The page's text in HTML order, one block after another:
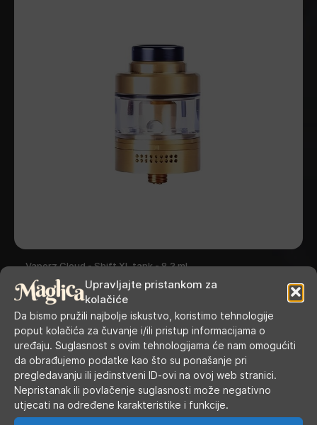
Upravljajte pristankom za
kolačiće
Da bismo pružili najbolje iskustvo, koristimo tehnologije
poput kolačića za čuvanje i/ili pristup informacijama o
uređaju. Suglasnost s ovim tehnologijama će nam omogućiti
da obrađujemo podatke kao što su ponašanje pri
pregledavanju ili jedinstveni ID-ovi na ovoj web stranici.
Nepristanak ili povlačenje suglasnosti može negativno
utjecati na određene karakteristike i funkcije.
Vaperz Cloud - Shift XL tank - 8,3 ml